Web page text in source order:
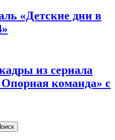
«Детские дни в
из сериала
команда» с